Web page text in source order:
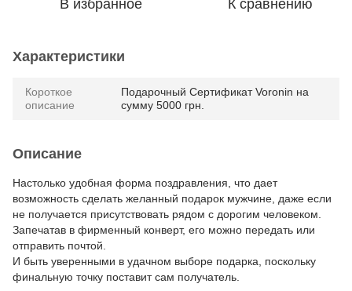
В избранное К сравнению
Характеристики
Короткое
описание
Подарочный Сертификат Voronin на
сумму 5000 грн.
Описание
Настолько удобная форма поздравления, что дает
возможность сделать желанный подарок мужчине, даже если
не получается присутствовать рядом с дорогим человеком.
Запечатав в фирменный конверт, его можно передать или
отправить почтой.
И быть уверенными в удачном выборе подарка, поскольку
финальную точку поставит сам получатель.